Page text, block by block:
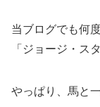
当ブログでも何
「ジョージ・ス
やっぱり、馬と